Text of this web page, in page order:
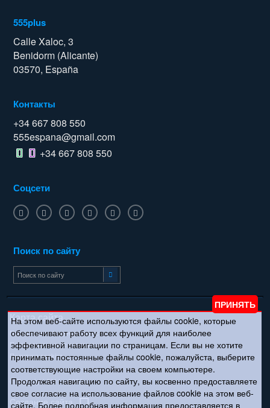
555plus
Calle Xaloc, 3
Benidorm (Alicante)
03570, España
Контакты
+34 667 808 550
555espana@gmail.com
+34 667 808 550
Соцсети
Поиск по сайту
Карта сайта
Политика конфиденциальности
Пользовательское соглашение
Политика cookies
© Copyright 2011 – 2026
Создание сайта
На этом веб-сайте используются файлы cookie, которые
обеспечивают работу всех функций для наиболее
эффективной навигации по страницам. Если вы не хотите
принимать постоянные файлы cookie, пожалуйста, выберите
соответствующие настройки на своем компьютере.
Продолжая навигацию по сайту, вы косвенно предоставляете
свое согласие на использование файлов cookie на этом веб-
сайте. Более подробная информация предоставляется в